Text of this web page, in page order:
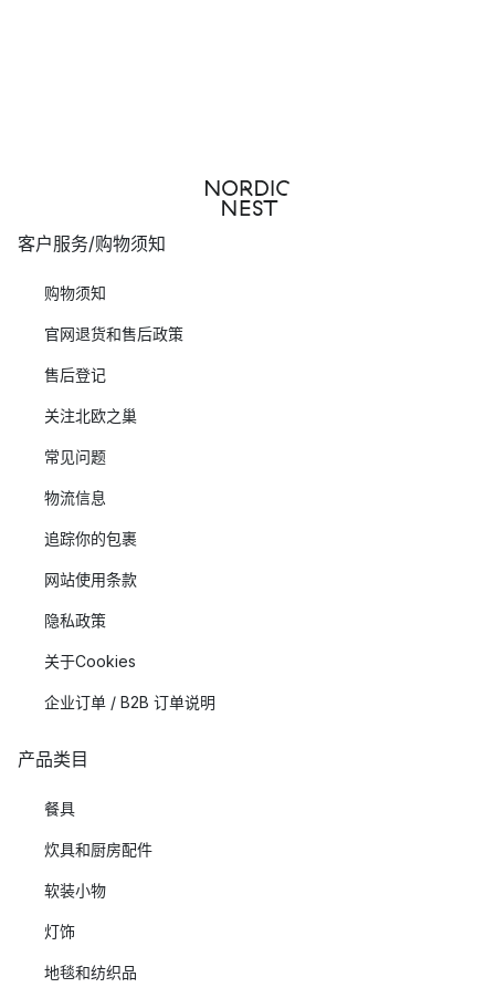
客户服务/购物须知
购物须知
官网退货和售后政策
售后登记
关注北欧之巢
常见问题
物流信息
追踪你的包裹
网站使用条款
隐私政策
关于Cookies
企业订单 / B2B 订单说明
产品类目
餐具
炊具和厨房配件
软装小物
灯饰
地毯和纺织品